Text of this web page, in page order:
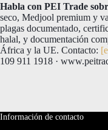
Habla con PEI Trade
seco, Medjool premium y
plagas documentado,
halal, y documentación
África y la UE. Contacto:
109 911 1918 ·
Información de contacto